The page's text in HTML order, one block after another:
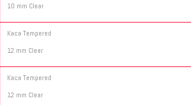
10 mm Clear
Kaca Tempered
12 mm Clear
Kaca Tempered
12 mm Clear